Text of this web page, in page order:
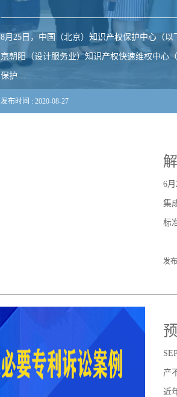
8月25日，中国（北京）知识产权保护中心（
京朝阳（设计服务业）知识产权快速维权中心
保护…
发布时间 : 2020-08-27
解
6
集
标
发
产
近